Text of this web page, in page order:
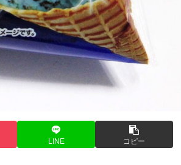
LINE コピー